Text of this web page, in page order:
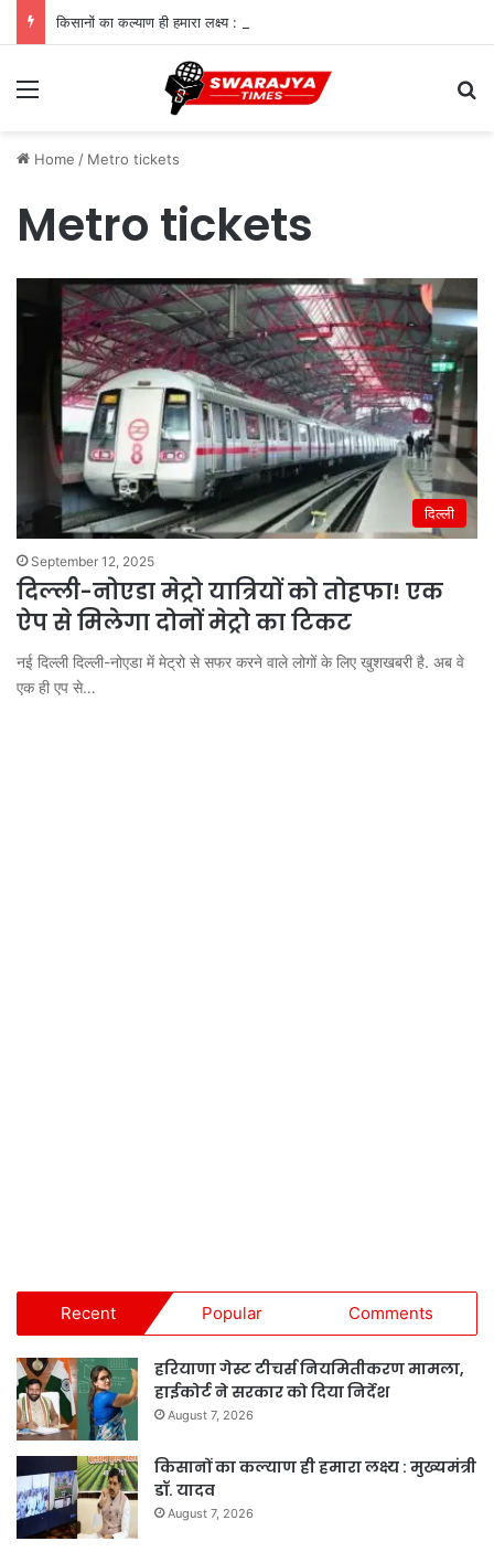
किसानों का कल्याण ही हमारा लक्ष्य : मुख्यमंत्री डॉ. यादव
Menu
Home / Metro tickets
Metro tickets
दिल्ली
September 12, 2025
दिल्ली-नोएडा मेट्रो यात्रियों को तोहफा! एक
ऐप से मिलेगा दोनों मेट्रो का टिकट
नई दिल्ली दिल्ली-नोएडा में मेट्रो से सफर करने वाले लोगों के लिए खुशखबरी है. अब वे
एक ही एप से…
Recent Popular Comments
हरियाणा गेस्ट टीचर्स नियमितीकरण मामला,
हाईकोर्ट ने सरकार को दिया निर्देश
August 7, 2026
किसानों का कल्याण ही हमारा लक्ष्य : मुख्यमंत्री
डॉ. यादव
August 7, 2026